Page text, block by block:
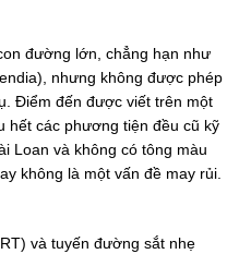
đường lớn, chẳng hạn như
nhưng không được phép
Điểm đến được viết trên một
hết các phương tiện đều cũ kỹ
Loan và không có tông màu
không là một vấn đề may rủi.
và tuyến đường sắt nhẹ